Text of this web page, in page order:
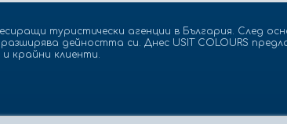
туристически агенции в България. След
дейността си. Днес USIT COLOURS
крайни клиенти.